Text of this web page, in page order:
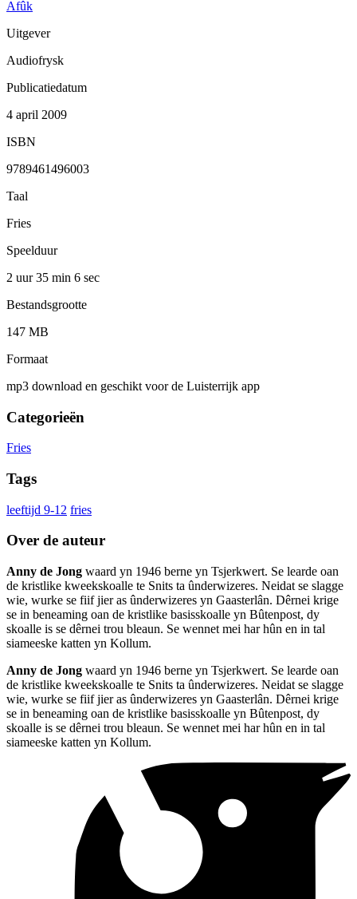
Afûk
Uitgever
Audiofrysk
Publicatiedatum
4 april 2009
ISBN
9789461496003
Taal
Fries
Speelduur
2 uur 35 min 6 sec
Bestandsgrootte
147 MB
Formaat
mp3 download en geschikt voor de Luisterrijk app
Categorieën
Fries
Tags
leeftijd 9-12 fries
Over de auteur
Anny de Jong waard yn 1946 berne yn Tsjerkwert. Se learde oan
de kristlike kweekskoalle te Snits ta ûnderwizeres. Neidat se slagge
wie, wurke se fiif jier as ûnderwizeres yn Gaasterlân. Dêrnei krige
se in beneaming oan de kristlike basisskoalle yn Bûtenpost, dy
skoalle is se dêrnei trou bleaun. Se wennet mei har hûn en in tal
siameeske katten yn Kollum.
Anny de Jong waard yn 1946 berne yn Tsjerkwert. Se learde oan
de kristlike kweekskoalle te Snits ta ûnderwizeres. Neidat se slagge
wie, wurke se fiif jier as ûnderwizeres yn Gaasterlân. Dêrnei krige
se in beneaming oan de kristlike basisskoalle yn Bûtenpost, dy
skoalle is se dêrnei trou bleaun. Se wennet mei har hûn en in tal
siameeske katten yn Kollum.